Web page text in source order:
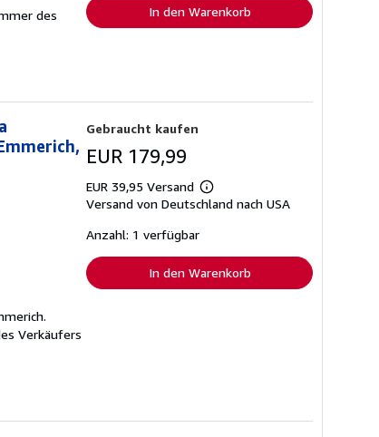
des
In den Warenkorb
Verkäufers
Gebraucht kaufen
EUR 179,99
EUR 39,95 Versand
Weitere
Informationen
Versand von Deutschland nach USA
Anzahl: 1 verfügbar
In den Warenkorb